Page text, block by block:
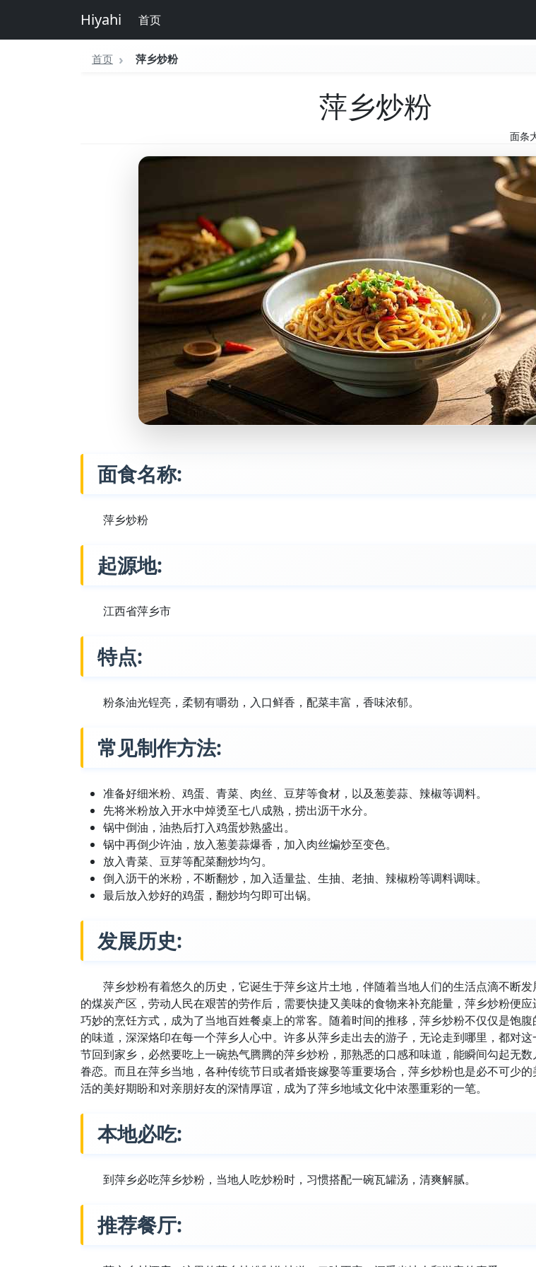
Hiyahi 首页
首页 萍乡炒粉
萍乡炒粉
面条
面食名称:
萍乡炒粉
起源地:
江西省萍乡市
特点:
粉条油光锃亮，柔韧有嚼劲，入口鲜香，配菜丰富，香味浓郁。
常见制作方法:
准备好细米粉、鸡蛋、青菜、肉丝、豆芽等食材，以及葱姜蒜、辣椒等调料。
先将米粉放入开水中焯烫至七八成熟，捞出沥干水分。
锅中倒油，油热后打入鸡蛋炒熟盛出。
锅中再倒少许油，放入葱姜蒜爆香，加入肉丝煸炒至变色。
放入青菜、豆芽等配菜翻炒均匀。
倒入沥干的米粉，不断翻炒，加入适量盐、生抽、老抽、辣椒粉等调料调味。
最后放入炒好的鸡蛋，翻炒均匀即可出锅。
发展历史:
萍乡炒粉有着悠久的历史，它诞生于萍乡这片土地，伴随着当地人们的生活点滴不断
的煤炭产区，劳动人民在艰苦的劳作后，需要快捷又美味的食物来补充能量，萍乡炒粉便应
巧妙的烹饪方式，成为了当地百姓餐桌上的常客。随着时间的推移，萍乡炒粉不仅仅是饱
的味道，深深烙印在每一个萍乡人心中。许多从萍乡走出去的游子，无论走到哪里，都对
节回到家乡，必然要吃上一碗热气腾腾的萍乡炒粉，那熟悉的口感和味道，能瞬间勾起无
眷恋。而且在萍乡当地，各种传统节日或者婚丧嫁娶等重要场合，萍乡炒粉也是必不可少
活的美好期盼和对亲朋好友的深情厚谊，成为了萍乡地域文化中浓墨重彩的一笔。
本地必吃:
到萍乡必吃萍乡炒粉，当地人吃炒粉时，习惯搭配一碗瓦罐汤，清爽解腻。
推荐餐厅: